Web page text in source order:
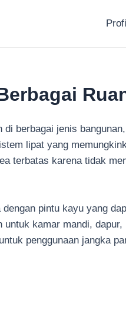
berbagai jenis
lipat yang
terbatas karena tidak
pintu kayu yang
kamar mandi,
penggunaan jangka